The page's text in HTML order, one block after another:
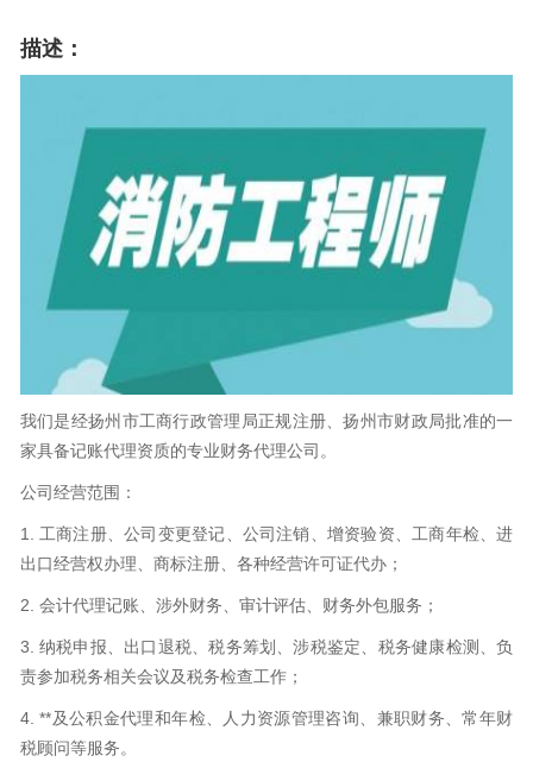
描述：
我们是经扬州市工商行政管理局正规注册、扬州市财政局批准的一
家具备记账代理资质的专业财务代理公司。
公司经营范围：
1. 工商注册、公司变更登记、公司注销、增资验资、工商年检、进
出口经营权办理、商标注册、各种经营许可证代办；
2. 会计代理记账、涉外财务、审计评估、财务外包服务；
3. 纳税申报、出口退税、税务筹划、涉税鉴定、税务健康检测、负
责参加税务相关会议及税务检查工作；
4. **及公积金代理和年检、人力资源管理咨询、兼职财务、常年财
税顾问等服务。